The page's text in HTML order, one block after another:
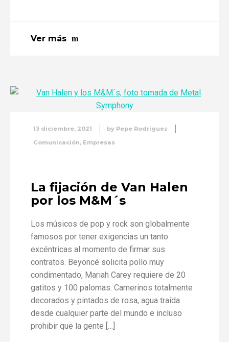
Ver más
13 diciembre, 2021 by Pepe Rodriguez
Comunicación, Empresas
La fijación de Van Halen
por los M&M´s
Los músicos de pop y rock son globalmente
famosos por tener exigencias un tanto
excéntricas al momento de firmar sus
contratos. Beyoncé solicita pollo muy
condimentado, Mariah Carey requiere de 20
gatitos y 100 palomas. Camerinos totalmente
decorados y pintados de rosa, agua traída
desde cualquier parte del mundo e incluso
prohibir que la gente […]